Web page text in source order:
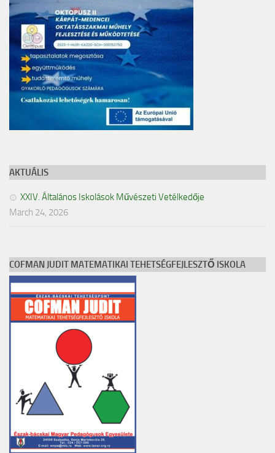
AKTUÁLIS
XXIV. Általános Iskolások Művészeti Vetélkedője
March 24, 2026
COFMAN JUDIT MATEMATIKAI TEHETSÉGFEJLESZTŐ ISKOLA